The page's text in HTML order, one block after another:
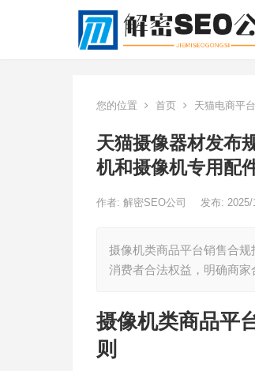
您的位置 首页 天猫电商平台
天猫摄像器材发布
机和摄像机专用配
作者: 解密SEO公司 发布: 2025/
摄像机类商品平台销售合
消费者合法权益，明确商
摄像机类商品平
则